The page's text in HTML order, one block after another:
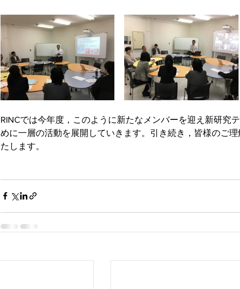
RINCでは今年度，このように新たなメンバーを迎え新研究
めに一層の活動を展開していきます。引き続き，皆様のご
たします。